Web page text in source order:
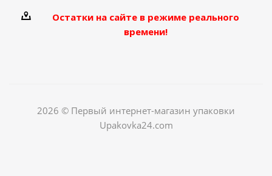
Остатки на сайте в режиме реального
времени!
2026 © Первый интернет-магазин упаковки
Upakovka24.com